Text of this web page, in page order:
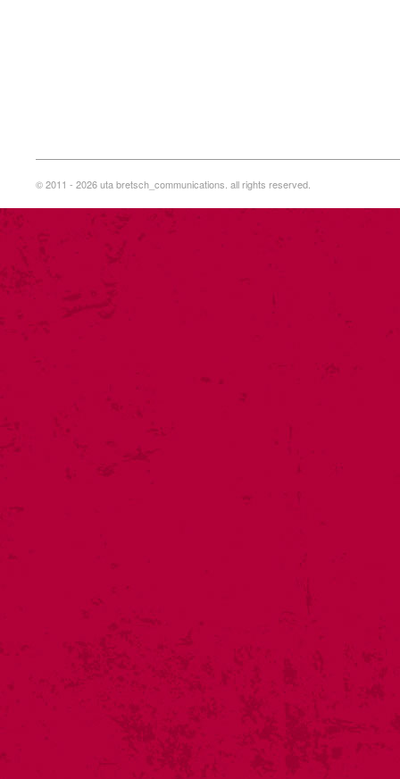
© 2011 - 2026 uta bretsch_communications. all rights reserved.